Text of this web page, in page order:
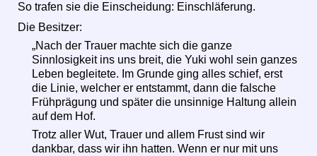
So trafen sie die Einscheidung: Einschläferung.
Die Besitzer:
„Nach der Trauer machte sich die ganze
Sinnlosigkeit ins uns breit, die Yuki wohl sein ganzes
Leben begleitete. Im Grunde ging alles schief, erst
die Linie, welcher er entstammt, dann die falsche
Frühprägung und später die unsinnige Haltung allein
auf dem Hof.
Trotz aller Wut, Trauer und allem Frust sind wir
dankbar, dass wir ihn hatten. Wenn er nur mit uns